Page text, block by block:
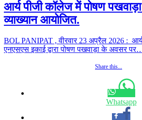
आर्य पीजी कॉलेज में पोषण
व्याख्यान आयोजित.
BOL PANIPAT , वीरवार 23 अप्रैल 2026 :
एनएसएस इकाई द्वारा पोषण पखवाड़ा के अवसर
Share this...
Whatsapp